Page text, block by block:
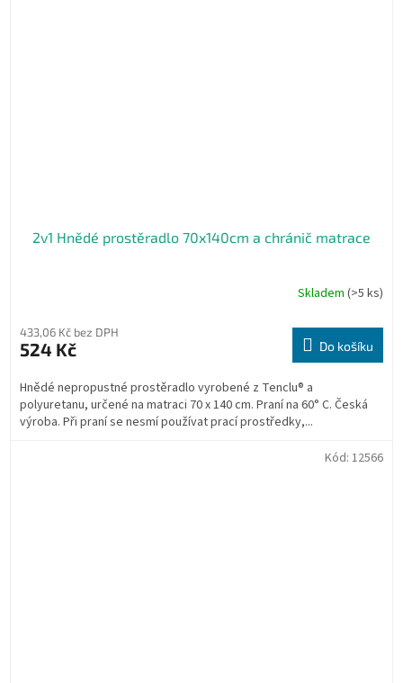
2v1 Hnědé prostěradlo 70x140cm a chránič matrace
Skladem (>5 ks)
433,06 Kč bez DPH
524 Kč Do košíku
Hnědé nepropustné prostěradlo vyrobené z Tenclu® a
polyuretanu, určené na matraci 70 x 140 cm. Praní na 60° C. Česká
výroba. Při praní se nesmí používat prací prostředky,...
Kód: 12566